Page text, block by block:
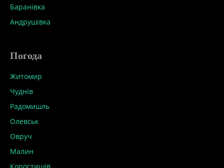
Баранівка
Андрушівка
Погода
Житомир
Чуднів
Радомишль
Олевськ
Овруч
Малин